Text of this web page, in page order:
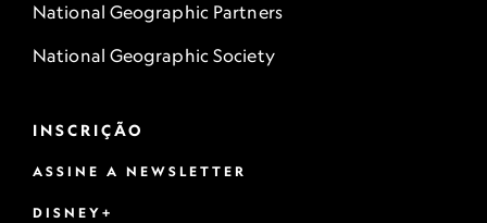
National Geographic Partners
National Geographic Society
INSCRIÇÃO
ASSINE A NEWSLETTER
DISNEY+